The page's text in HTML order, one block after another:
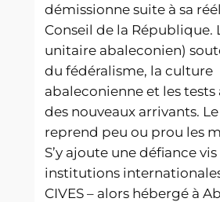
démissionne suite à sa
Conseil de la République.
unitaire abaleconien)
du fédéralisme, la culture
abaleconienne et les tests
des nouveaux arrivants.
reprend peu ou prou les
S’y ajoute une défiance vis
institutions
CIVES – alors hébergé à